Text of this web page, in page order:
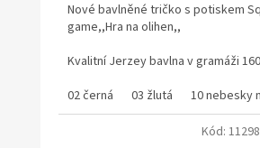
z
5
Nové bavlněné tričko s potiskem
game,,Hra na olihen,,
Kvalitní Jerzey bavlna v gramáži
Trička s tematikou nejobíbenějšího
posledního měsíce října 2021.
02 černá 03 žlutá 10 nebesky
Kód: